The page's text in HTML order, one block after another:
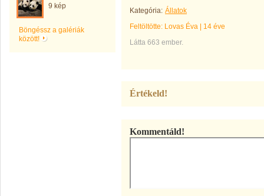
9 kép
Böngéssz a galériák
között!
Kategória: Állatok
Feltöltötte: Lovas Éva
14 éve
Látta 663 ember.
Értékeld!
Kommentáld!